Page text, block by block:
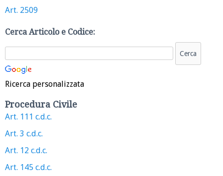
Art. 2509
Cerca Articolo e Codice:
Ricerca personalizzata
Procedura Civile
Art. 111 c.d.c.
Art. 3 c.d.c.
Art. 12 c.d.c.
Art. 145 c.d.c.